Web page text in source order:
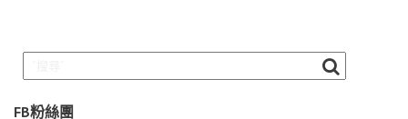
FB粉絲團